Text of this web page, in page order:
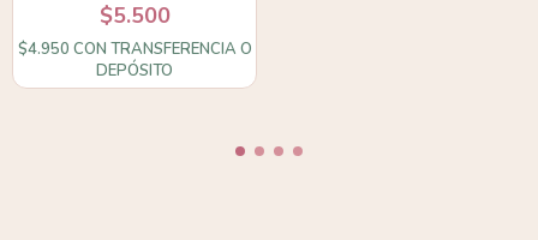
$5.500
$4.950 CON TRANSFERENCIA O
DEPÓSITO